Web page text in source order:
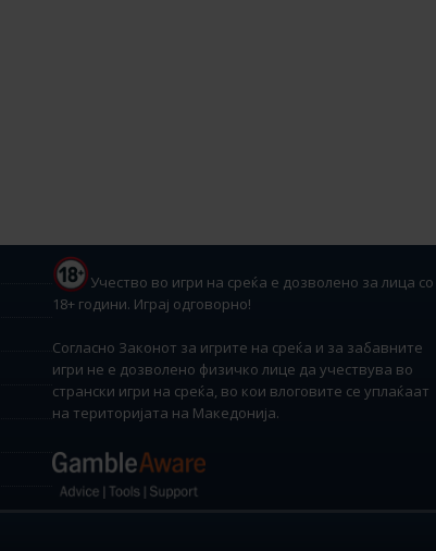
Учество во игри на среќа е дозволено за лица со
18+ години. Играј одговорно!
Согласно Законот за игрите на среќа и за забавните
игри не е дозволено физичко лице да учествува во
странски игри на среќа, во кои влоговите се уплаќаат
на територијата на Македонија.